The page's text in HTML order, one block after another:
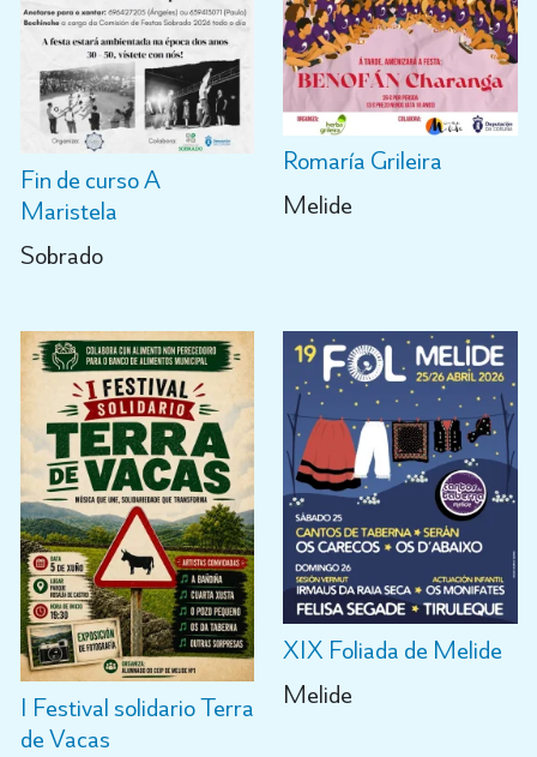
Fin de curso A
Maristela
Sobrado
Romaría Grileira
Melide
I Festival solidario Terra
de Vacas
XIX Foliada de Melide
Melide